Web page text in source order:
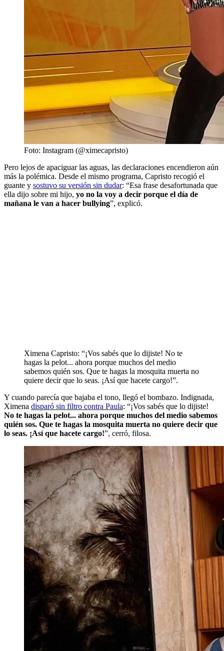
Foto: Instagram (@ximecapristo)
Pero lejos de apaciguar las aguas, las declaraciones encendieron aún
más la polémica. Desde el mismo programa, Capristo recogió el
guante y sostuvo su versión sin dudar: “Esa frase desafortunada que
ella dijo sobre mi hijo, yo no la voy a decir porque el día de
mañana le van a hacer bullying”, explicó.
Ximena Capristo: “¡Vos sabés que lo dijiste! No te
hagas la pelot... ahora porque muchos del medio
sabemos quién sos. Que te hagas la mosquita muerta no
quiere decir que lo seas. ¡Así que hacete cargo!”.
Y cuando parecía que bajaba el tono, llegó el bombazo. Indignada,
Ximena disparó sin filtro contra Paula: “¡Vos sabés que lo dijiste!
No te hagas la pelot... ahora porque muchos del medio sabemos
quién sos. Que te hagas la mosquita muerta no quiere decir que
lo seas. ¡Así que hacete cargo!”, cerró, filosa.